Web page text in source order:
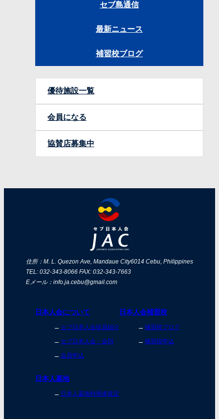
セブ島通信
最新ニュース
補習校ブログ
優待施設一覧
会員になる
協賛店募集中
住所：M. L. Quezon Ave, Mandaue City6014 Cebu, Philippines
TEL: 032-343-8066 FAX: 032-343-7663
Eメール：info.ja.cebu@gmail.com
日本人会について
セブ日本人会役員紹介
セブ日本人会・会則
会員申込
日本人会補習校
補習校ブログ
補習校申込
日本人墓地
日本人墓地利用者規定